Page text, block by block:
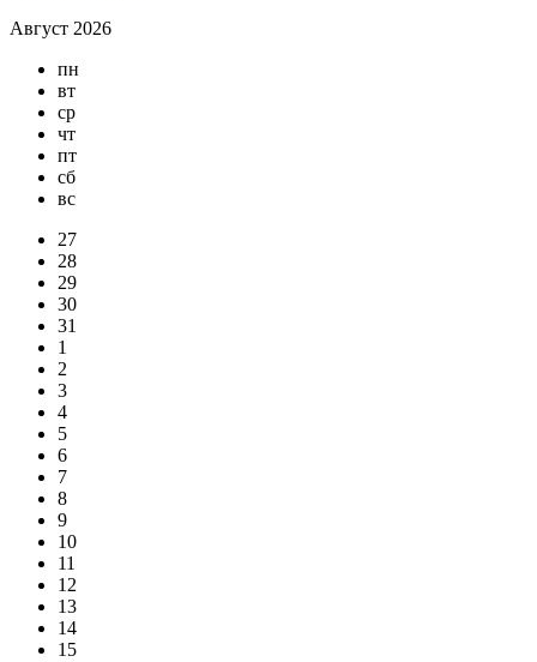
Август 2026
пн
вт
ср
чт
пт
сб
вс
27
28
29
30
31
1
2
3
4
5
6
7
8
9
10
11
12
13
14
15